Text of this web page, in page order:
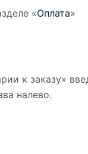
«Оплата»
к заказу»
налево.